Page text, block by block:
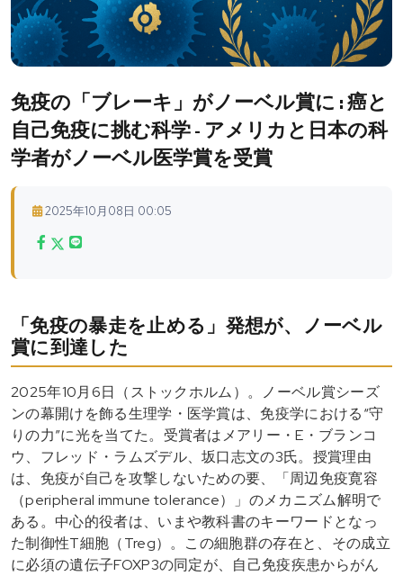
免疫の「ブレーキ」がノーベル賞に : 癌と
自己免疫に挑む科学 - アメリカと日本の科
学者がノーベル医学賞を受賞
2025年10月08日 00:05
「免疫の暴走を止める」発想が、ノーベル
賞に到達した
2025年10月6日（ストックホルム）。ノーベル賞シーズ
ンの幕開けを飾る生理学・医学賞は、免疫学における“守
りの力”に光を当てた。受賞者はメアリー・E・ブランコ
ウ、フレッド・ラムズデル、坂口志文の3氏。授賞理由
は、免疫が自己を攻撃しないための要、「周辺免疫寛容
（peripheral immune tolerance）」のメカニズム解明で
ある。中心的役者は、いまや教科書のキーワードとなっ
た制御性T細胞（Treg）。この細胞群の存在と、その成立
に必須の遺伝子FOXP3の同定が、自己免疫疾患からがん